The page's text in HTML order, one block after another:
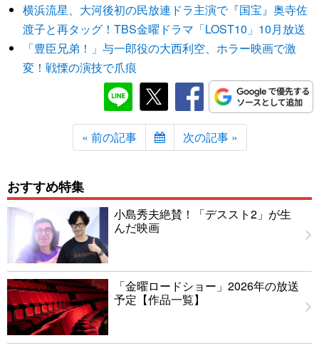
横浜流星、大河後初の民放連ドラ主演で『国宝』奥寺佐
渡子と再タッグ！TBS金曜ドラマ「LOST10」10月放送
「豊臣兄弟！」与一郎役の大西利空、ホラー映画で激
変！戦慄の演技で爪痕
« 前の記事 次の記事 »
おすすめ特集
小島秀夫絶賛！「デススト2」が生
んだ映画
「金曜ロードショー」2026年の放送
予定【作品一覧】